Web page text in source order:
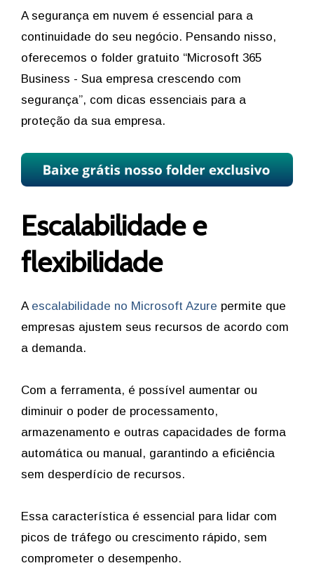
A segurança em nuvem é essencial para a
continuidade do seu negócio. Pensando nisso,
oferecemos o folder gratuito “Microsoft 365
Business - Sua empresa crescendo com
segurança”, com dicas essenciais para a
proteção da sua empresa.
Escalabilidade e
flexibilidade
A escalabilidade no Microsoft Azure permite que
empresas ajustem seus recursos de acordo com
a demanda.
Com a ferramenta, é possível aumentar ou
diminuir o poder de processamento,
armazenamento e outras capacidades de forma
automática ou manual, garantindo a eficiência
sem desperdício de recursos.
Essa característica é essencial para lidar com
picos de tráfego ou crescimento rápido, sem
comprometer o desempenho.